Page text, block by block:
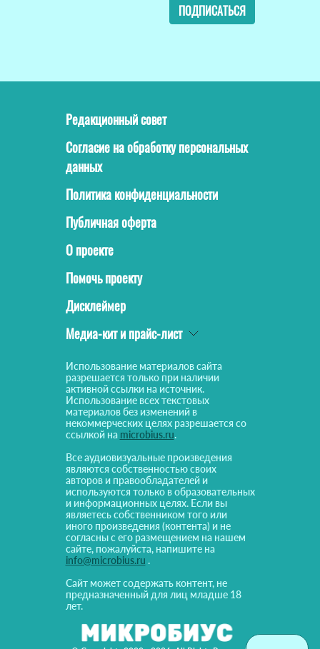
ПОДПИСАТЬСЯ
Редакционный совет
Согласие на обработку персональных
данных
Политика конфиденциальности
Публичная оферта
О проекте
Помочь проекту
Дисклеймер
Медиа-кит и прайс-лист
Использование материалов сайта
разрешается только при наличии
активной ссылки на источник.
Использование всех текстовых
материалов без изменений в
некоммерческих целях разрешается со
ссылкой на microbius.ru.
Все аудиовизуальные произведения
являются собственностью своих
авторов и правообладателей и
используются только в образовательных
и информационных целях. Если вы
являетесь собственником того или
иного произведения (контента) и не
согласны с его размещением на нашем
сайте, пожалуйста, напишите на
info@microbius.ru .
Сайт может содержать контент, не
предназначенный для лиц младше 18
лет.